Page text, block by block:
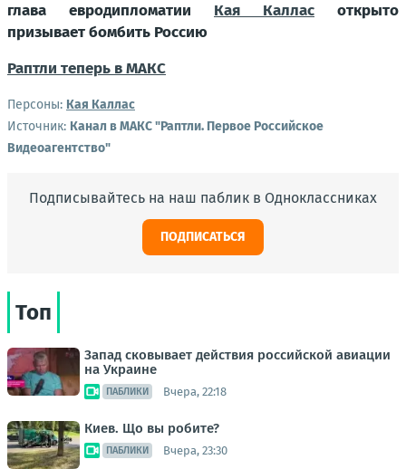
глава евродипломатии Кая Каллас открыто
призывает бомбить Россию
Раптли теперь в МАКС
Персоны: Кая Каллас
Источник: Канал в МАКС "Раптли. Первое Российское
Видеоагентство"
Подписывайтесь на наш паблик в Одноклассниках
ПОДПИСАТЬСЯ
Топ
Запад сковывает действия российской авиации
на Украине
ПАБЛИКИ Вчера, 22:18
Киев. Що вы робите?
ПАБЛИКИ Вчера, 23:30